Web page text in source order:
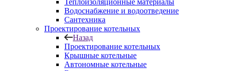
Теплоизоляционные материалы
Водоснабжение и водоотведение
Сантехника
Проектирование котельных
Назад
Проектирование котельных
Крышные котельные
Автономные котельные